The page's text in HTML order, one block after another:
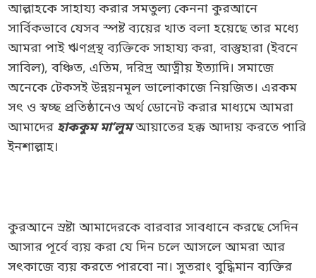
আল্লাহকে সাহায্য করার সমতুল্য কেননা কুরআনে
সার্বিকভাবে যেসব স্পষ্ট ব্যয়ের খাত বলা হয়েছে তার মধ্যে
আমরা পাই ঋণগ্রস্থ ব্যক্তিকে সাহায্য করা, বাস্তুহারা (ইবনে
সাবিল), বঞ্চিত, এতিম, দরিদ্র আত্নীয় ইত্যাদি। সমাজে
অনেকে টেকসই উন্নয়নমূল ভালোকাজে নিয়জিত। এরকম
সৎ ও স্বচ্ছ প্রতিষ্ঠানেও অর্থ ডোনেট করার মাধ্যমে আমরা
আমাদের হাককুম মা’লুমআয়াতের হক্ক আদায় করতে পারি
ইনশাল্লাহ।
কুরআনে স্রষ্টা আমাদেরকে বারবার সাবধানে করছে সেদিন
আসার পূর্বে ব্যয় করা যে দিন চলে আসলে আমরা আর
সৎকাজে ব্যয় করতে পারবো না। সুতরাং বুদ্ধিমান ব্যক্তির